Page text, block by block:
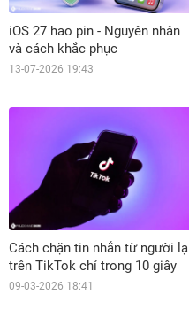
iOS 27 hao pin - Nguyên nhân
và cách khắc phục
13-07-2026 19:43
Cách chặn tin nhắn từ người lạ
trên TikTok chỉ trong 10 giây
09-03-2026 18:41